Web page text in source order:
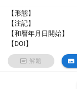
【形態】
【注記】
【和暦年月日開始】
【DOI】
解題